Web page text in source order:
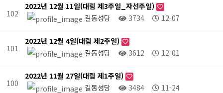
102
2022년 12월 11일(대림 제3주일_자선주일)
길동성당
3734 12-07
101
2022년 12월 4일(대림 제2주일)
길동성당
3612 12-01
100
2022년 11월 27일(대림 제1주일)
길동성당
3484 11-24